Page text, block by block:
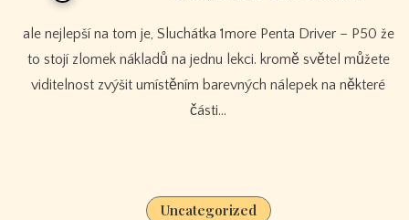
ale nejlepší na tom je, Sluchátka 1more Penta Driver – P50 že
to stojí zlomek nákladů na jednu lekci. kromě světel můžete
viditelnost zvýšit umístěním barevných nálepek na některé
části…
Uncategorized